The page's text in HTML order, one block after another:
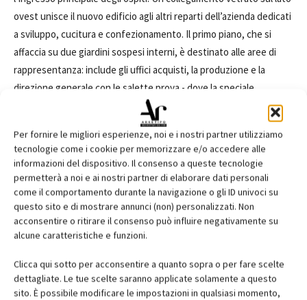
Per fornire le migliori esperienze, noi e i nostri partner utilizziamo
tecnologie come i cookie per memorizzare e/o accedere alle
informazioni del dispositivo. Il consenso a queste tecnologie
permetterà a noi e ai nostri partner di elaborare dati personali
come il comportamento durante la navigazione o gli ID univoci su
questo sito e di mostrare annunci (non) personalizzati. Non
acconsentire o ritirare il consenso può influire negativamente su
alcune caratteristiche e funzioni.
Clicca qui sotto per acconsentire a quanto sopra o per fare scelte
dettagliate. Le tue scelte saranno applicate solamente a questo
sito. È possibile modificare le impostazioni in qualsiasi momento,
ovest unisce il nuovo edificio agli altri reparti dell’azienda dedicati
a sviluppo, cucitura e confezionamento. Il primo piano, che si
affaccia su due giardini sospesi interni, è destinato alle aree di
rappresentanza: include gli uffici acquisti, la produzione e la
direzione generale con le salette prova - dove la speciale
illuminazione tunable white permette di regolare cromia, calore e
intensità delle luci per valorizzare la percezione degli abiti -, le
sale riunioni e le aree relax.
Sicurezza dell’ambiente di lavoro, utilizzo dell’illuminazione
naturale in tutti gli ambienti, gerarchia dei percorsi per rispettare
le diverse esigenze lavorative: questi i tre obiettivi chiave su cui si
è basata la progettazione e l’organizzazione degli spazi degli
Headquarters di Zamasport. Gli interni sono caratterizzati da
flessibilità e una ridotta manutenzione nel tempo. La luce
naturale, insieme ad acustica e microclima, svolge un ruolo di